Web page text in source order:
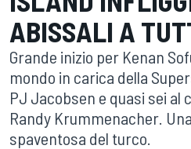
ABISSALI A
Grande inizio per Kenan
mondo in carica della
PJ Jacobsen e quasi sei al
Randy Krummenacher.
spaventosa del turco.